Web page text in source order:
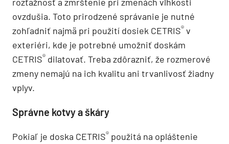
ovzdušia. Toto prirodzené správanie je nutné
zohľadniť najmä pri použití dosiek CETRIS® v
exteriéri, kde je potrebné umožniť doskám
CETRIS® dilatovať. Treba zdôrazniť, že rozmerové
zmeny nemajú na ich kvalitu ani trvanlivosť žiadny
vplyv.
Správne kotvy a škáry
Pokiaľ je doska CETRIS® použitá na opláštenie